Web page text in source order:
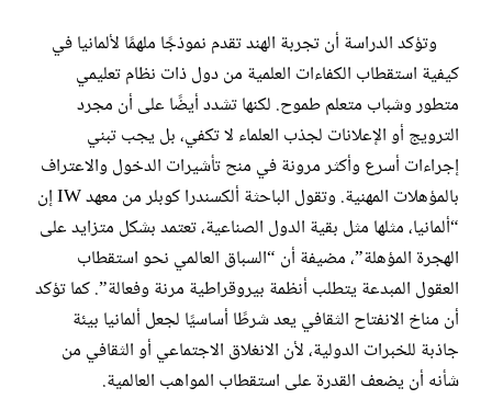
وتؤكد الدراسة أن تجربة الهند تقدم نموذجًا ملهمًا لألمانيا في
كيفية استقطاب الكفاءات العلمية من دول ذات نظام تعليمي
متطور وشباب متعلم طموح. لكنها تشدد أيضًا على أن مجرد
الترويج أو الإعلانات لجذب العلماء لا تكفي، بل يجب تبني
إجراءات أسرع وأكثر مرونة في منح تأشيرات الدخول والاعتراف
بالمؤهلات المهنية. وتقول الباحثة ألكسندرا كوبلر من معهد IW إن
“ألمانيا، مثلها مثل بقية الدول الصناعية، تعتمد بشكل متزايد على
الهجرة المؤهلة”، مضيفة أن “السباق العالمي نحو استقطاب
العقول المبدعة يتطلب أنظمة بيروقراطية مرنة وفعالة”. كما تؤكد
أن مناخ الانفتاح الثقافي يعد شرطًا أساسيًا لجعل ألمانيا بيئة
جاذبة للخبرات الدولية، لأن الانغلاق الاجتماعي أو الثقافي من
شأنه أن يضعف القدرة على استقطاب المواهب العالمية.